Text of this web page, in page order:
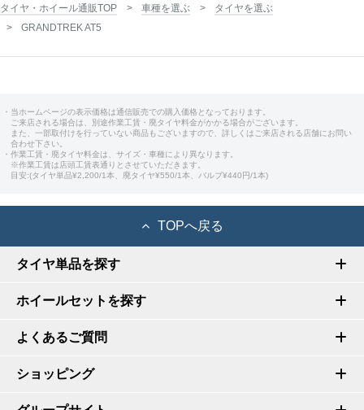
タイヤ・ホイール通販TOP 車種を選ぶ
タイヤを選ぶ
GRANDTREK AT5
・当ホームページの表示価格は通信販売での購入価格となっております。
ご来店される場合は、別途作業工賃・廃タイヤ料金がかかる場合がございます。
また、一部取付けを行っていない商品もございますので、詳しくはご来店される店舗にお問い
合わせ下さい。
・作業工賃・廃タイヤ料金は、サイズ・車種により異なります。
※作業工賃は店頭工賃表通りとさせていただきます。
目安:(タイヤ単品¥2,200/1本、廃タイヤ¥550/1本、バルブ¥440円/1本)
TOPへ戻る
タイヤ単品を探す
ホイールセットを探す
よくあるご質問
ショッピング